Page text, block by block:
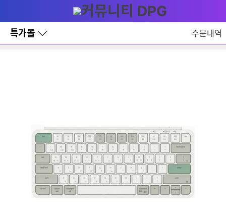
와
홈
특가몰
바
로
주문내역